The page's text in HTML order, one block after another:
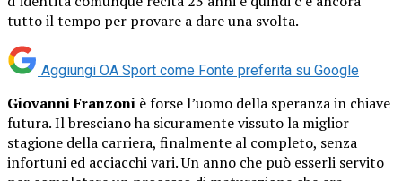
tutto il tempo per provare a dare una svolta.
Aggiungi OA Sport come Fonte preferita su Google
Giovanni Franzoni è forse l’uomo della speranza in chiave
futura. Il bresciano ha sicuramente vissuto la miglior
stagione della carriera, finalmente al completo, senza
infortuni ed acciacchi vari. Un anno che può esserli servito